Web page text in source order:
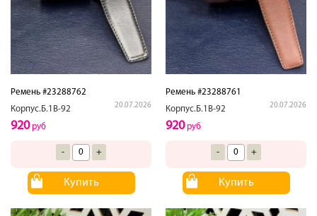
Ремень #23288762
Корпус.Б.1В-92
20.07.2026
920руб
- +
Купить
Ремень #23288761
Корпус.Б.1В-92
20.07.2026
920руб
- +
Купить